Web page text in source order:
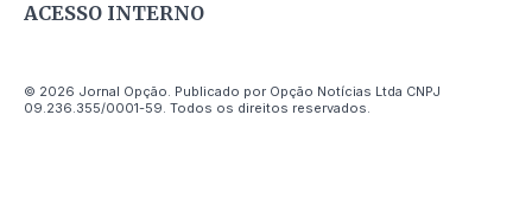
ACESSO INTERNO
© 2026 Jornal Opção. Publicado por Opção Notícias Ltda CNPJ
09.236.355/0001-59. Todos os direitos reservados.